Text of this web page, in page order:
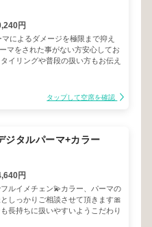
円
によるダメージを極限まで抑え
マをされた事がない方安心してお
イリングや普段の扱い方もお伝え
タップして空席を確認
ジタルパーマ+カラー
円
ルイメチェン💫カラー、パーマの
しっかりご相談させて頂きます🎀
長持ちに扱いやすいようこだわり